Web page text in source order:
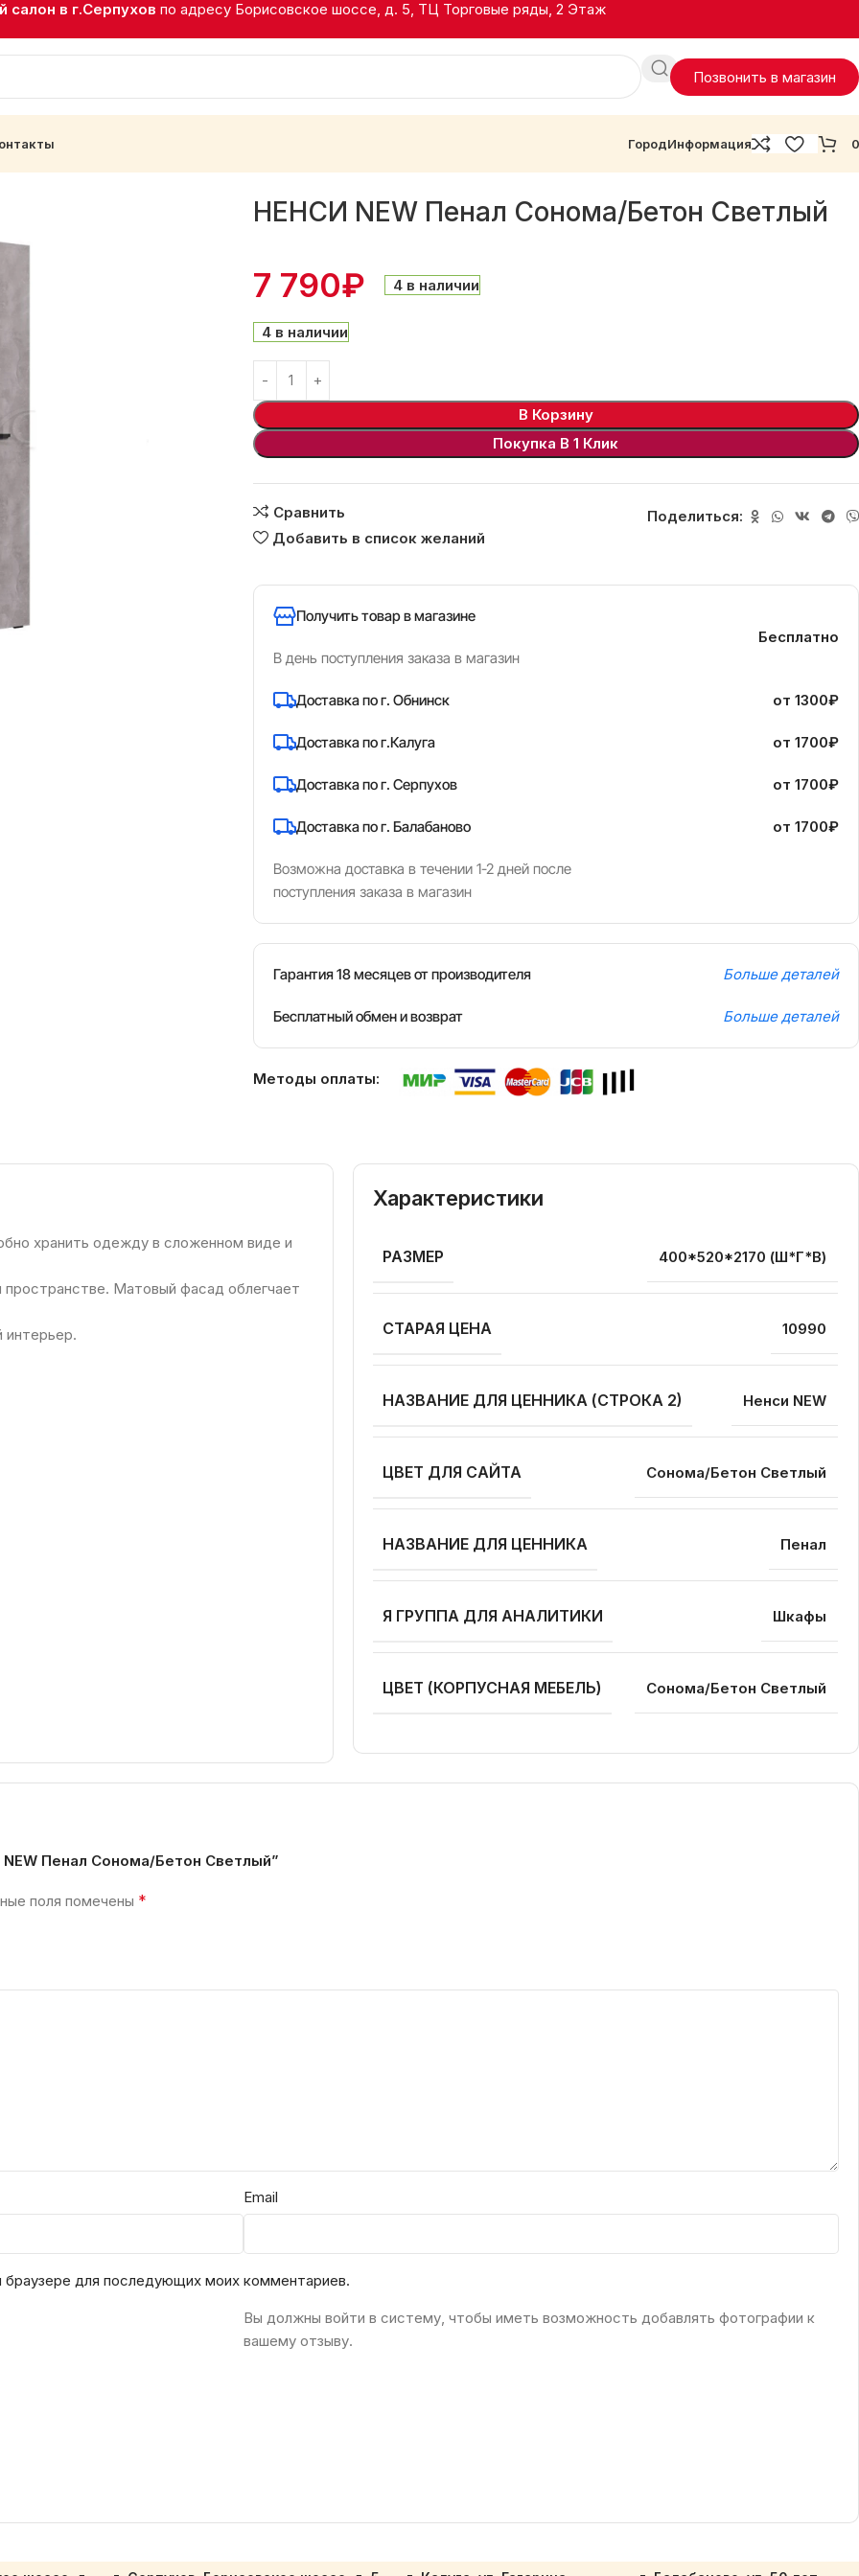
салон в г.Серпухов по адресу Борисовское шоссе, д. 5, ТЦ Торговые ряды, 2 Этаж
Позвонить в магазин
ГородИнформация 0
НЕНСИ NEW Пенал Сонома/Бетон Светлый
7 790₽ 4 в наличии
4 в наличии
В Корзину
Покупка В 1 Клик
Сравнить
Добавить в список желаний
Поделиться:
Получить товар в магазине
В день поступления заказа в магазин
Бесплатно
Доставка по г. Обнинск
Доставка по г.Калуга
Доставка по г. Серпухов
Доставка по г. Балабаново
Возможна доставка в течении 1-2 дней после
поступления заказа в магазин
от 1300₽
от 1700₽
от 1700₽
от 1700₽
Гарантия 18 месяцев от производителя Больше деталей
Бесплатный обмен и возврат Больше деталей
Методы оплаты:
хранить одежду в сложенном виде и
Матовый фасад облегчает
интерьер.
Характеристики
РАЗМЕР 400*520*2170 (Ш*Г*В)
СТАРАЯ ЦЕНА 10990
НАЗВАНИЕ ДЛЯ ЦЕННИКА (СТРОКА 2) Ненси NEW
ЦВЕТ ДЛЯ САЙТА Сонома/Бетон Светлый
НАЗВАНИЕ ДЛЯ ЦЕННИКА Пенал
Я ГРУППА ДЛЯ АНАЛИТИКИ Шкафы
ЦВЕТ (КОРПУСНАЯ МЕБЕЛЬ) Сонома/Бетон Светлый
Пенал Сонома/Бетон Светлый”
поля помечены *
Email
для последующих моих комментариев.
Вы должны войти в систему, чтобы иметь возможность добавлять фотографии к
вашему отзыву.